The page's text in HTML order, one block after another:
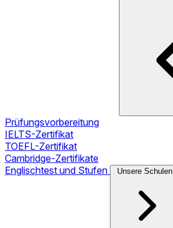
Prüfungsvorbereitung
IELTS-Zertifikat
TOEFL-Zertifikat
Cambridge-Zertifikate
Englischtest und Stufen
Unsere Schulen